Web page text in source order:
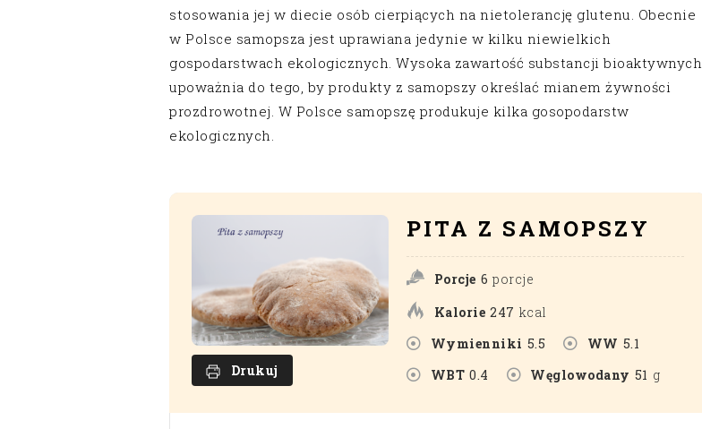
stosowania jej w diecie osób cierpiących na nietolerancję glutenu. Obecnie
w Polsce samopsza jest uprawiana jedynie w kilku niewielkich
gospodarstwach ekologicznych. Wysoka zawartość substancji bioaktywnych
upoważnia do tego, by produkty z samopszy określać mianem żywności
prozdrowotnej. W Polsce samopszę produkuje kilka gosopodarstw
ekologicznych.
Drukuj
PITA Z SAMOPSZY
Porcje 6 porcje
Kalorie 247 kcal
Wymienniki 5.5 WW 5.1
WBT 0.4 Węglowodany 51 g